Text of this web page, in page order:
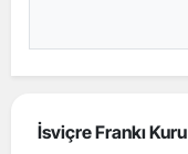
İsviçre Frankı Kuru